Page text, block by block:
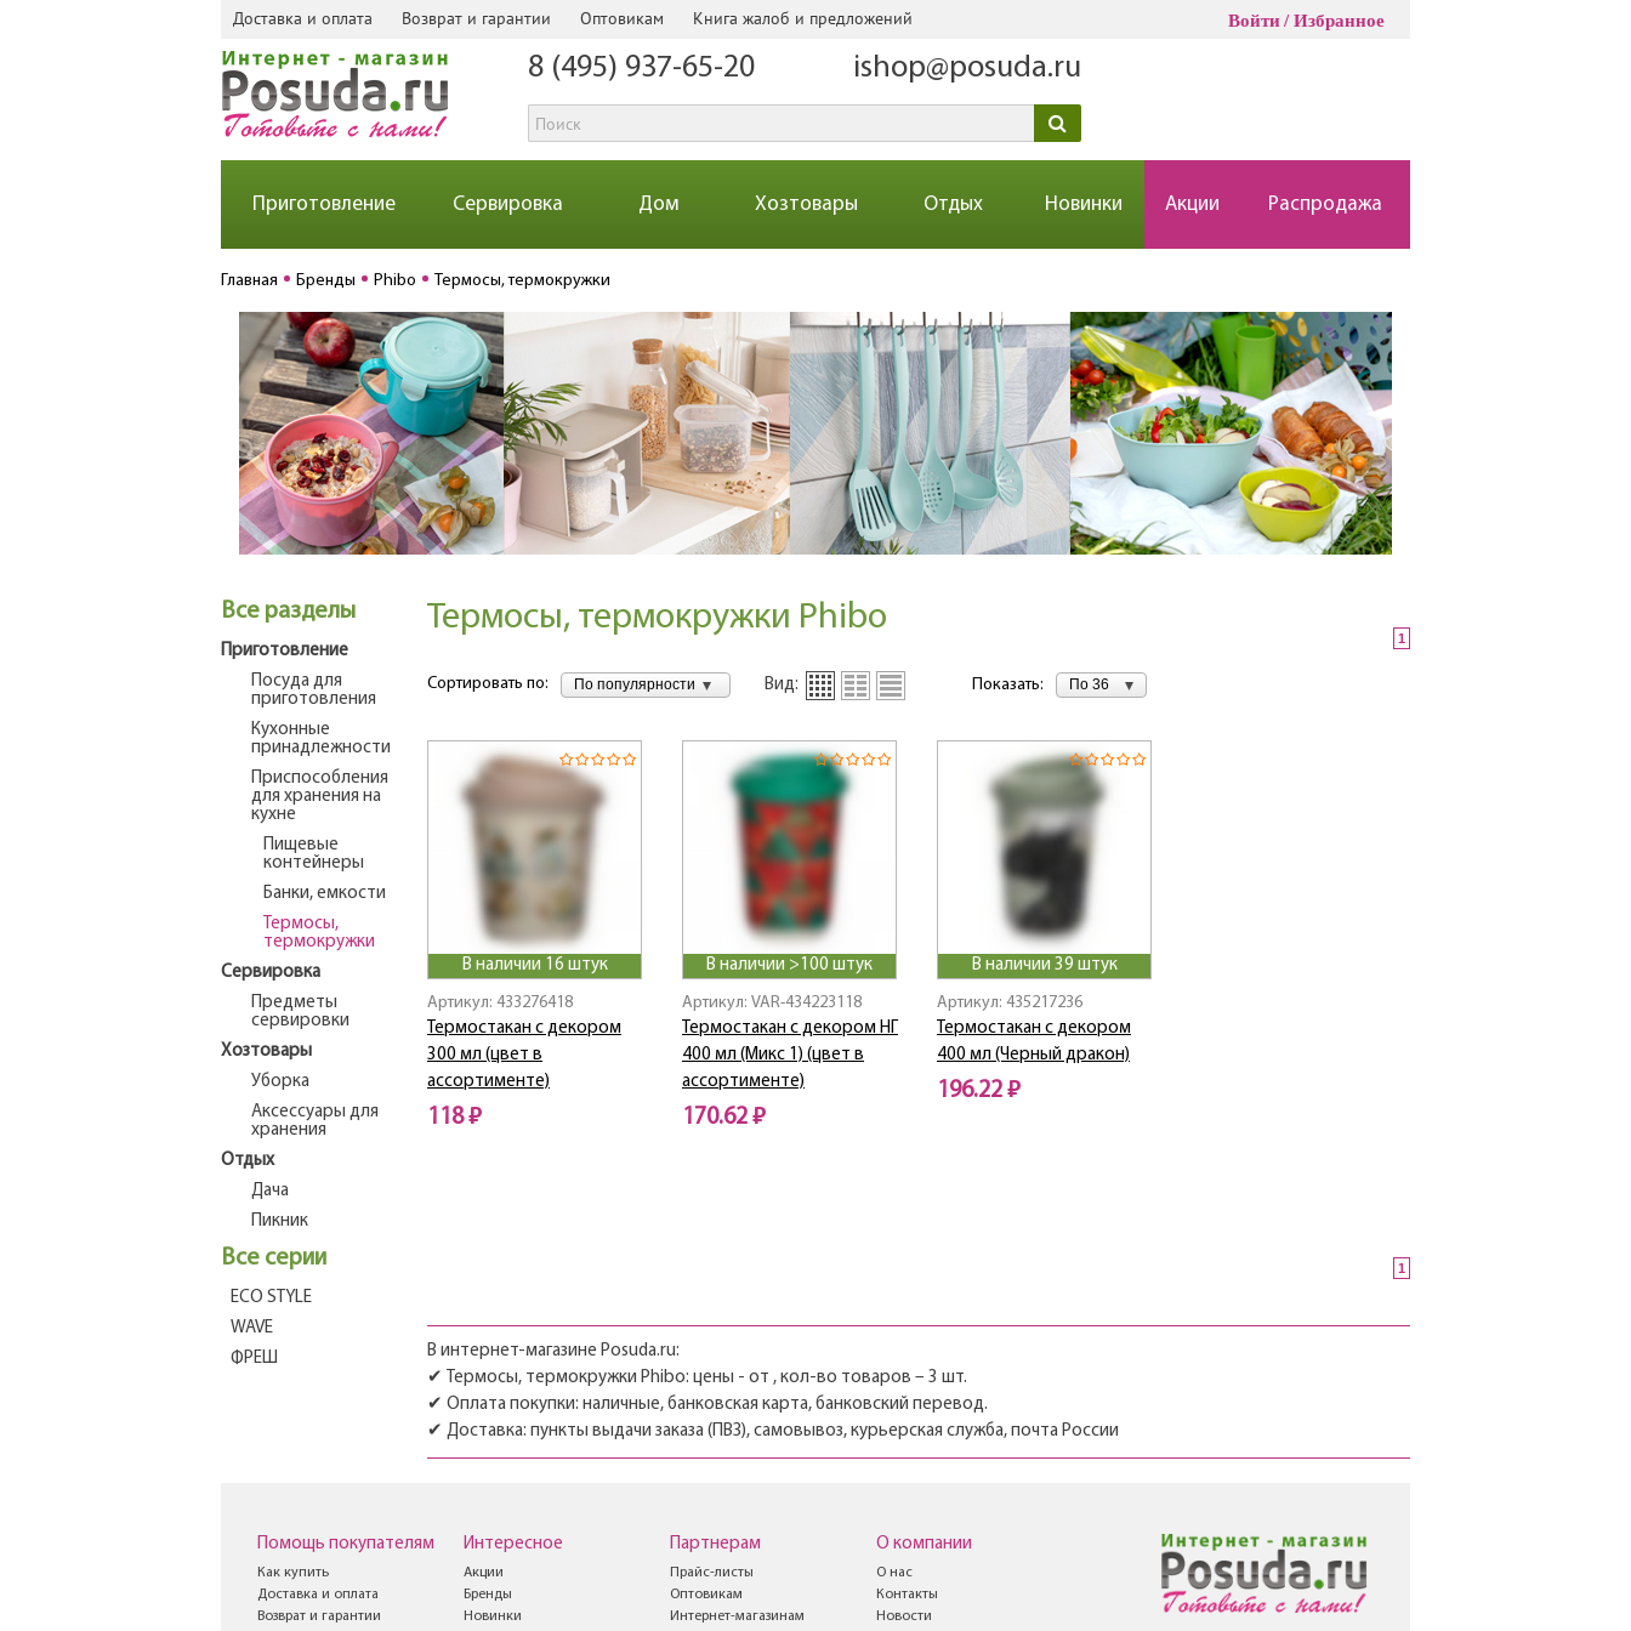
Доставка и оплата Возврат и гарантии Оптовикам Книга жалоб и предложений Войти Избранное
8 (495) 937-65-20 ishop@posuda.ru
Приготовление Сервировка Дом Хозтовары Отдых Новинки Акции Распродажа
Главная Бренды Phibo Термосы, термокружки
Все разделы
Приготовление
Посуда для
приготовления
Кухонные
принадлежности
Приспособления
для хранения на
кухне
Пищевые
контейнеры
Банки, емкости
Термосы,
термокружки
Сервировка
Предметы
сервировки
Хозтовары
Уборка
Аксессуары для
хранения
Отдых
Дача
Пикник
Все серии
ECO STYLE
WAVE
ФРЕШ
Термосы, термокружки Phibo
1
Сортировать по: По популярности Вид: Показать: По 36
В наличии 16 штук
Артикул: 433276418
Термостакан с декором
300 мл (цвет в
ассортименте)
118 ₽
В наличии >100 штук
Артикул: VAR-434223118
Термостакан с декором НГ
400 мл (Микс 1) (цвет в
ассортименте)
170.62 ₽
В наличии 39 штук
Артикул: 435217236
Термостакан с декором
400 мл (Черный дракон)
196.22 ₽
1
В интернет-магазине Posuda.ru:
✔ Термосы, термокружки Phibo: цены - от , кол-во товаров – 3 шт.
✔ Оплата покупки: наличные, банковская карта, банковский перевод.
✔ Доставка: пункты выдачи заказа (ПВЗ), самовывоз, курьерская служба, почта России
Помощь покупателям
Как купить
Доставка и оплата
Возврат и гарантии
Интересное
Акции
Бренды
Новинки
Партнерам
Прайс-листы
Оптовикам
Интернет-магазинам
О компании
О нас
Контакты
Новости